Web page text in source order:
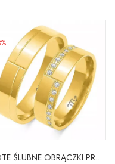
ZŁOTE ŚLUBNE OBRĄCZKI PRÓBA 333 CYRKONIA